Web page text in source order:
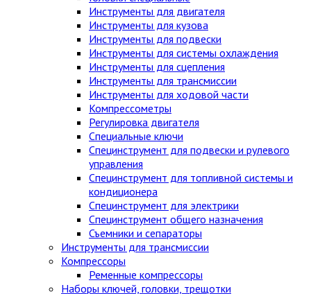
Инструменты для двигателя
Инструменты для кузова
Инструменты для подвески
Инструменты для системы охлаждения
Инструменты для сцепления
Инструменты для трансмиссии
Инструменты для ходовой части
Компрессометры
Регулировка двигателя
Специальные ключи
Специнструмент для подвески и рулевого
управления
Специнструмент для топливной системы и
кондиционера
Специнструмент для электрики
Специнструмент общего назначения
Съемники и сепараторы
Инструменты для трансмиссии
Компрессоры
Ременные компрессоры
Наборы ключей, головки, трещотки